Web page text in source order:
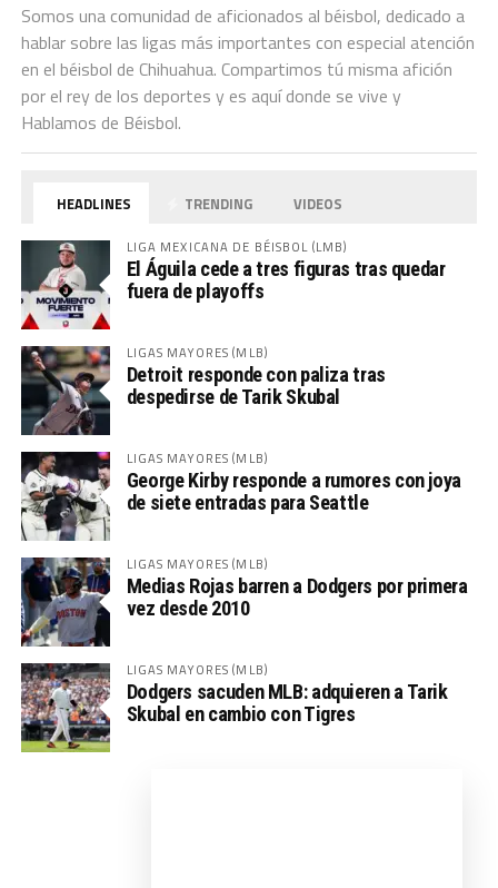
Somos una comunidad de aficionados al béisbol, dedicado a
hablar sobre las ligas más importantes con especial atención
en el béisbol de Chihuahua. Compartimos tú misma afición
por el rey de los deportes y es aquí donde se vive y
Hablamos de Béisbol.
HEADLINES TRENDING VIDEOS
LIGA MEXICANA DE BÉISBOL (LMB)
El Águila cede a tres figuras tras quedar
fuera de playoffs
LIGAS MAYORES (MLB)
Detroit responde con paliza tras
despedirse de Tarik Skubal
LIGAS MAYORES (MLB)
George Kirby responde a rumores con joya
de siete entradas para Seattle
LIGAS MAYORES (MLB)
Medias Rojas barren a Dodgers por primera
vez desde 2010
LIGAS MAYORES (MLB)
Dodgers sacuden MLB: adquieren a Tarik
Skubal en cambio con Tigres